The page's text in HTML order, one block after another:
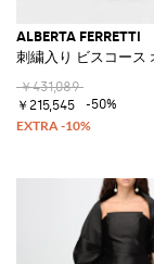
ALBERTA FERRETTI
刺繍入り ビスコース
￥431,089
￥215,545
-50%